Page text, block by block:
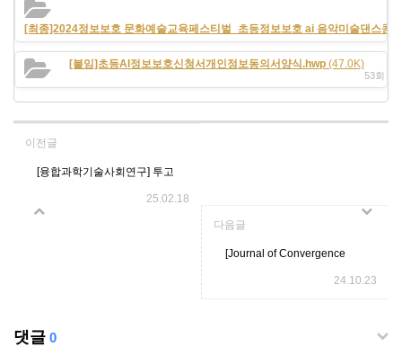
[최종]2024정보보호 문화예술교육페스티벌_초등정보보호 ai 음악미술댄스콩
[붙임]초등AI정보보호신청서개인정보동의서양식.hwp (47.0K)
53회 다
이전글
[융합과학기술사회연구] 투고
규정 개정(2024.12.23)
25.02.18
다음글
[Journal of Convergence
24.10.23
댓글 0